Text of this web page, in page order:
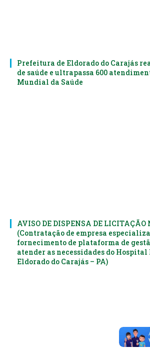
Prefeitura de Eldorado do Carajás
de saúde e ultrapassa 600
Mundial da Saúde
AVISO DE DISPENSA DE LICITAÇÃO
(Contratação de empresa
fornecimento de plataforma de
atender as necessidades do
Eldorado do Carajás – PA)